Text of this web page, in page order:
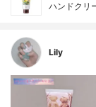
ハンドクリ
Lily